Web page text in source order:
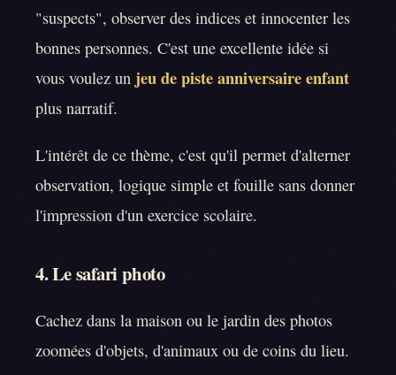
"suspects", observer des indices et innocenter les
bonnes personnes. C'est une excellente idée si
vous voulez un jeu de piste anniversaire enfant
plus narratif.
L'intérêt de ce thème, c'est qu'il permet d'alterner
observation, logique simple et fouille sans donner
l'impression d'un exercice scolaire.
4. Le safari photo
Cachez dans la maison ou le jardin des photos
zoomées d'objets, d'animaux ou de coins du lieu.